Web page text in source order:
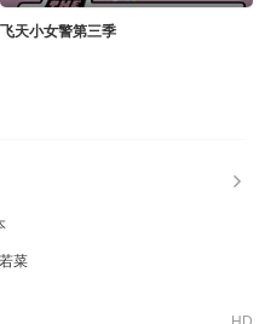
飞天小女警第三季
菜